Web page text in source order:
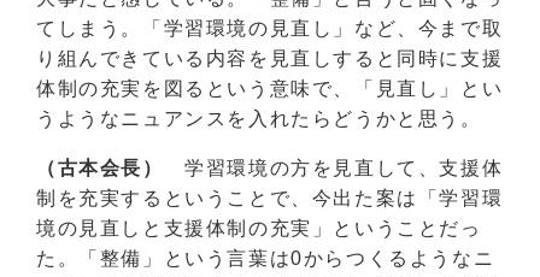
てしまう。「学習環境の見直し」など、今まで取
り組んできている内容を見直しすると同時に支援
体制の充実を図るという意味で、「見直し」とい
うようなニュアンスを入れたらどうかと思う。
（古本会長）
学習環境の方を見直して、支援体
制を充実するということで、今出た案は「学習環
境の見直しと支援体制の充実」ということだっ
た。「整備」という言葉は0からつくるようなニ